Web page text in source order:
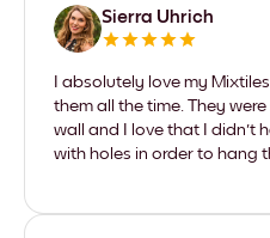
Sierra Uhrich
I absolutely love my
them all the time. They
wall and I love that I didn't
with holes in order to hang